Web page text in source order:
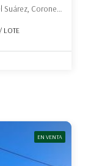
LOTE
EN VENTA